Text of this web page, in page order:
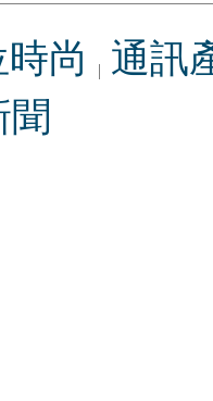
尚
通訊